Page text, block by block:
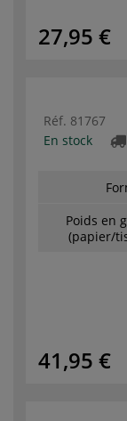
27,95 €
Réf. 81767
En stock
Poids en
(papier/
41,95 €